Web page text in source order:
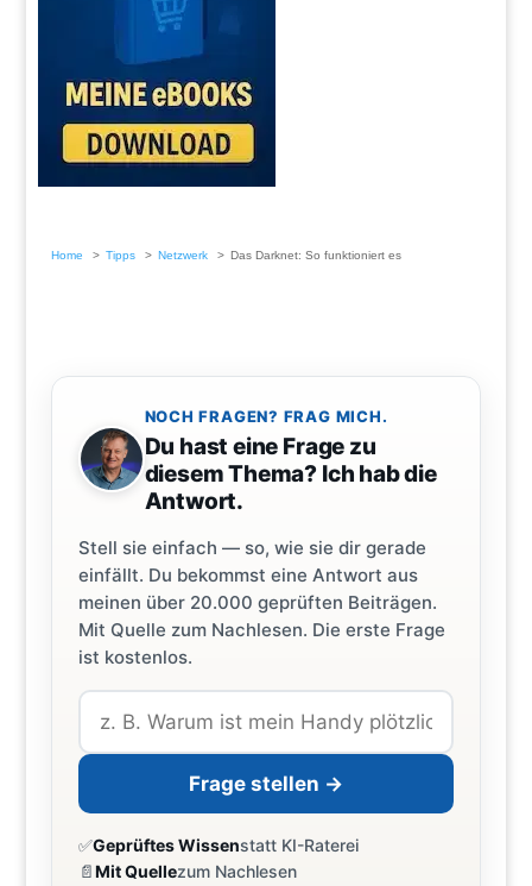
Home Tipps Netzwerk Das Darknet: So funktioniert es
NOCH FRAGEN? FRAG MICH.
Du hast eine Frage zu
diesem Thema? Ich hab die
Antwort.
Stell sie einfach — so, wie sie dir gerade
einfällt. Du bekommst eine Antwort aus
meinen über 20.000 geprüften Beiträgen.
Mit Quelle zum Nachlesen. Die erste Frage
ist kostenlos.
Frage stellen →
✅Geprüftes Wissenstatt KI-Raterei
📄Mit Quellezum Nachlesen